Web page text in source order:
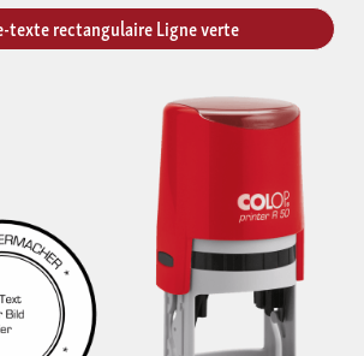
texte rectangulaire Ligne verte